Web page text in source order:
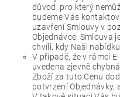
důvod, pro který
budeme Vás
uzavření Smlouvy v
Objednávce. Smlouva
chvíli, kdy Naši
V případě, že v rámci
uvedena zjevně
Zboží za tuto Cenu
potvrzení Objednávky,